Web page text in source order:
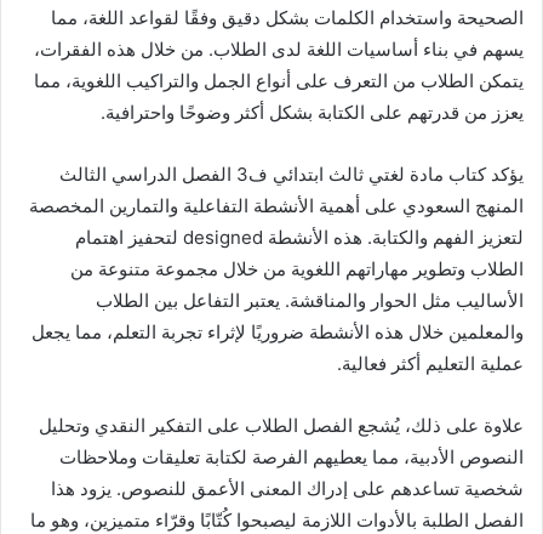
الصحيحة واستخدام الكلمات بشكل دقيق وفقًا لقواعد اللغة، مما
يسهم في بناء أساسيات اللغة لدى الطلاب. من خلال هذه الفقرات،
يتمكن الطلاب من التعرف على أنواع الجمل والتراكيب اللغوية، مما
يعزز من قدرتهم على الكتابة بشكل أكثر وضوحًا واحترافية.
يؤكد كتاب مادة لغتي ثالث ابتدائي ف3 الفصل الدراسي الثالث
المنهج السعودي على أهمية الأنشطة التفاعلية والتمارين المخصصة
لتعزيز الفهم والكتابة. هذه الأنشطة designed لتحفيز اهتمام
الطلاب وتطوير مهاراتهم اللغوية من خلال مجموعة متنوعة من
الأساليب مثل الحوار والمناقشة. يعتبر التفاعل بين الطلاب
والمعلمين خلال هذه الأنشطة ضروريًا لإثراء تجربة التعلم، مما يجعل
عملية التعليم أكثر فعالية.
علاوة على ذلك، يُشجع الفصل الطلاب على التفكير النقدي وتحليل
النصوص الأدبية، مما يعطيهم الفرصة لكتابة تعليقات وملاحظات
شخصية تساعدهم على إدراك المعنى الأعمق للنصوص. يزود هذا
الفصل الطلبة بالأدوات اللازمة ليصبحوا كُتّابًا وقرّاء متميزين، وهو ما